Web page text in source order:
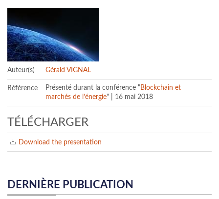
Auteur(s) Gérald VIGNAL
Référence Présenté durant la conférence "Blockchain et
marchés de l’énergie" | 16 mai 2018
TÉLÉCHARGER
Download the presentation
DERNIÈRE PUBLICATION